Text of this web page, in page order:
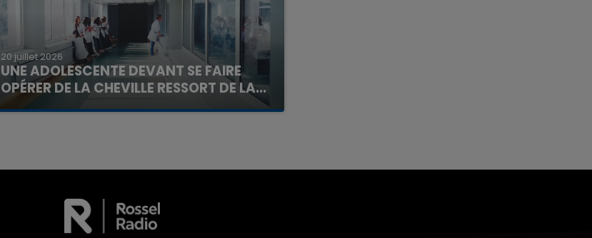
20 juillet 2026
UNE ADOLESCENTE DEVANT SE FAIRE
OPÉRER DE LA CHEVILLE RESSORT DE LA...
La famille a porté plainte contre la clinique qui a